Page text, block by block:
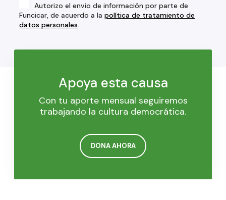
Autorizo el envío de información por parte de
Funcicar, de acuerdo a lapolítica de tratamiento de
datos personales.
Apoya esta causa
Con tu aporte mensual seguiremos
trabajando la cultura democrática.
DONA AHORA